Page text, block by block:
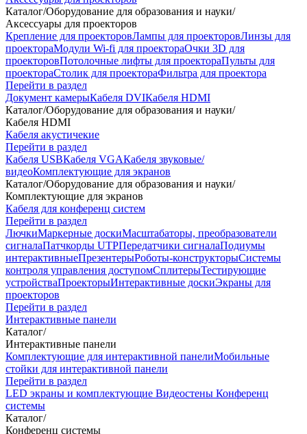
Каталог/Оборудование для образования и науки/
Аксессуары для проекторов
Крепление для проекторовЛампы для проекторовЛинзы для
проектораМодули Wi-fi для проектораОчки 3D для
проекторовПотолочные лифты для проектораПульты для
проектораСтолик для проектораФильтра для проектора
Перейти в раздел
Документ камерыКабеля DVIКабеля HDMI
Каталог/Оборудование для образования и науки/
Кабеля HDMI
Кабеля акустичекие
Перейти в раздел
Кабеля USBКабеля VGAКабеля звуковые/
видеоКомплектующие для экранов
Каталог/Оборудование для образования и науки/
Комплектующие для экранов
Кабеля для конференц систем
Перейти в раздел
ЛючкиМаркерные доскиМасштабаторы, преобразователи
сигналаПатчкорды UTPПередатчики сигналаПодиумы
интерактивныеПрезентерыРоботы-конструкторыСистемы
контроля управления доступомСплитерыТестирующие
устройстваПроекторыИнтерактивные доскиЭкраны для
проекторов
Перейти в раздел
Интерактивные панели
Каталог/
Интерактивные панели
Комплектующие для интерактивной панелиМобильные
стойки для интерактивной панели
Перейти в раздел
LED экраны и комплектующие Видеостены Конференц
системы
Каталог/
Конференц системы